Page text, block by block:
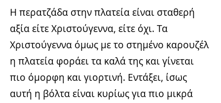
Η περατζάδα στην πλατεία είναι σταθερή
αξία είτε Χριστούγεννα, είτε όχι. Τα
Χριστούγεννα όμως με το στημένο καρουζέλ
η πλατεία φοράει τα καλά της και γίνεται
πιο όμορφη και γιορτινή. Εντάξει, ίσως
αυτή η βόλτα είναι κυρίως για πιο μικρά